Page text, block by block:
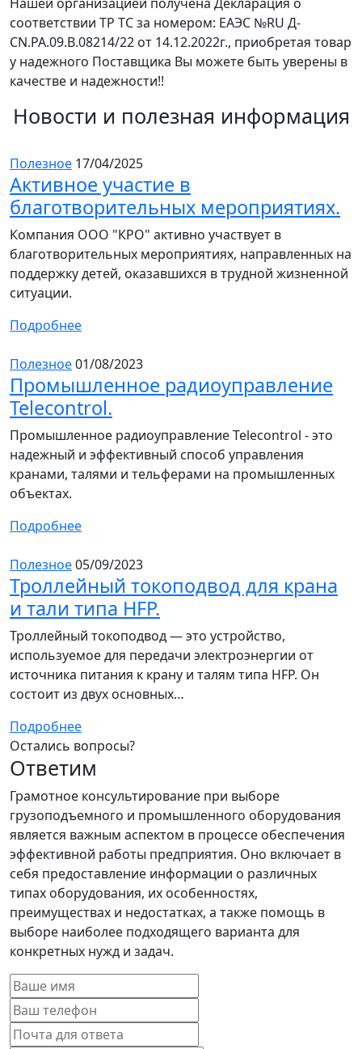
Нашей организацией получена Декларация о
соответствии ТР ТС за номером: ЕАЭС №RU Д-
CN.PA.09.B.08214/22 от 14.12.2022г., приобретая товар
у надежного Поставщика Вы можете быть уверены в
качестве и надежности!!
Новости и полезная информация
Полезное 17/04/2025
Активное участие в
благотворительных мероприятиях.
Компания ООО "КРО" активно участвует в
благотворительных мероприятиях, направленных на
поддержку детей, оказавшихся в трудной жизненной
ситуации.
Подробнее
Полезное01/08/2023
Промышленное радиоуправление
Telecontrol.
Промышленное радиоуправление Telecontrol - это
надежный и эффективный способ управления
кранами, талями и тельферами на промышленных
объектах.
Подробнее
Полезное05/09/2023
Троллейный токоподвод для крана
и тали типа HFP.
Троллейный токоподвод — это устройство,
используемое для передачи электроэнергии от
источника питания к крану и талям типа HFP. Он
состоит из двух основных…
Подробнее
Остались вопросы?
Ответим
Грамотное консультирование при выборе
грузоподъемного и промышленного оборудования
является важным аспектом в процессе обеспечения
эффективной работы предприятия. Оно включает в
себя предоставление информации о различных
типах оборудования, их особенностях,
преимуществах и недостатках, а также помощь в
выборе наиболее подходящего варианта для
конкретных нужд и задач.